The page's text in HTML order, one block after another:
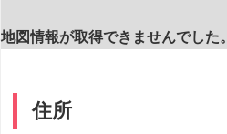
地図情報が取得できませんでした。
住所